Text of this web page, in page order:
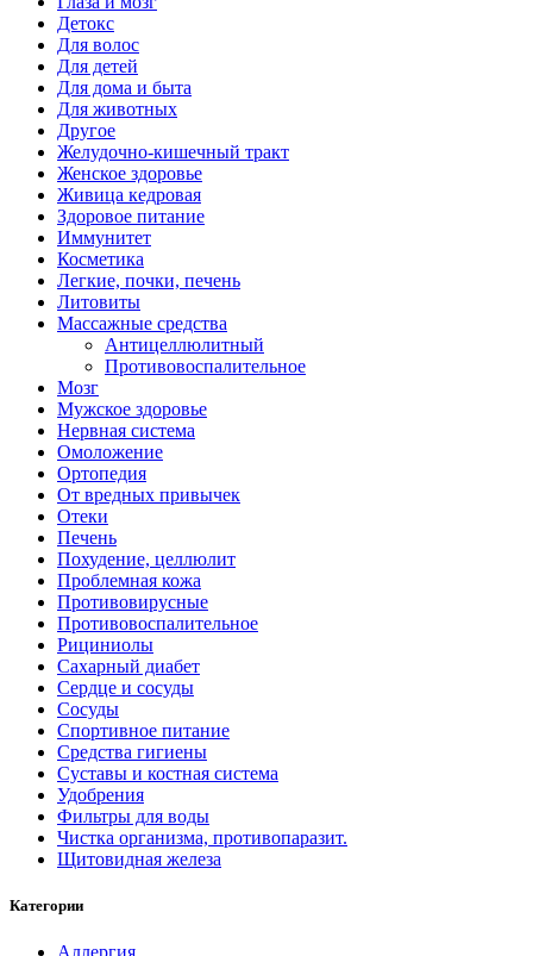
Детокс
Для волос
Для детей
Для дома и быта
Для животных
Другое
Желудочно-кишечный тракт
Женское здоровье
Живица кедровая
Здоровое питание
Иммунитет
Косметика
Легкие, почки, печень
Литовиты
Массажные средства
Антицеллюлитный
Противовоспалительное
Мозг
Мужское здоровье
Нервная система
Омоложение
Ортопедия
От вредных привычек
Отеки
Печень
Похудение, целлюлит
Проблемная кожа
Противовирусные
Противовоспалительное
Рициниолы
Сахарный диабет
Сердце и сосуды
Сосуды
Спортивное питание
Средства гигиены
Суставы и костная система
Удобрения
Фильтры для воды
Чистка организма, противопаразит.
Щитовидная железа
Категории